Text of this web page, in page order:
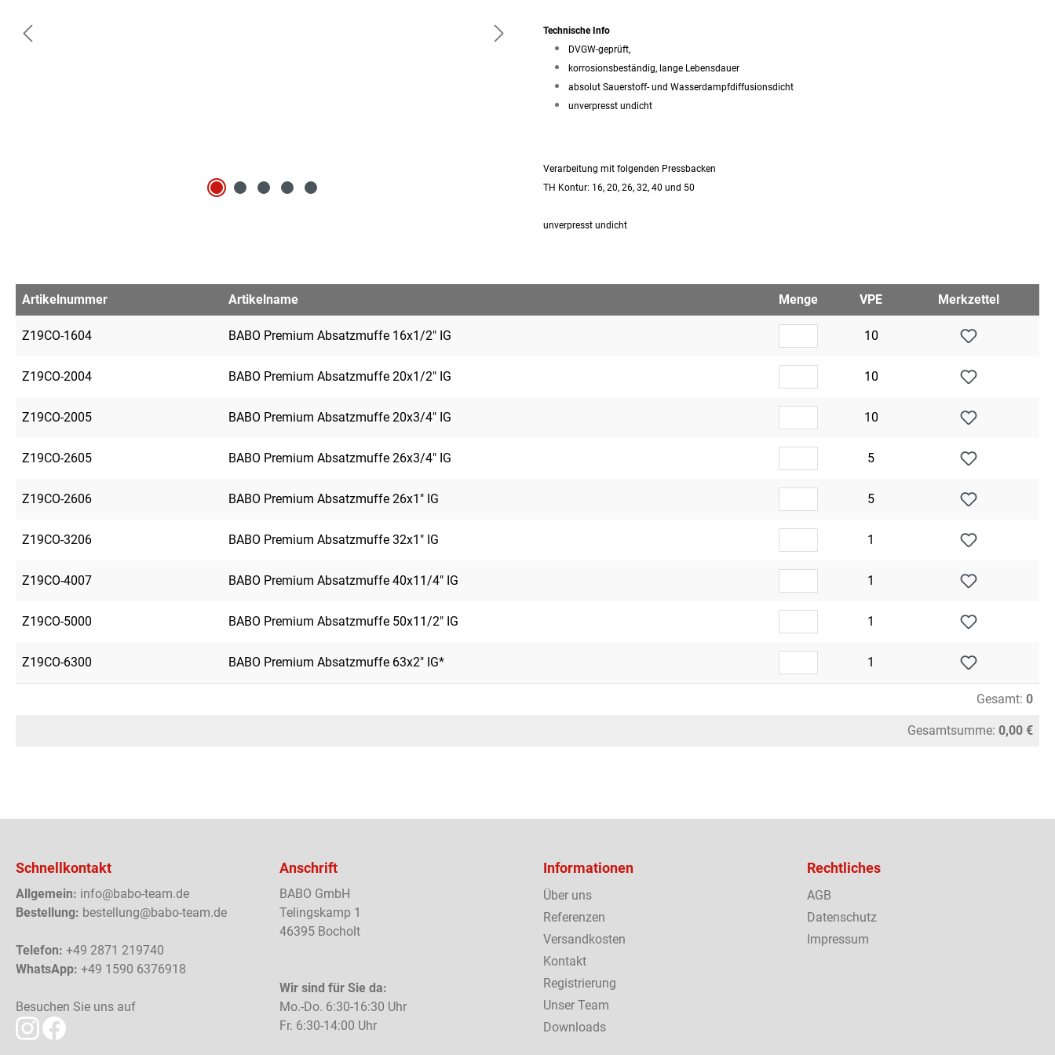
Technische Info
DVGW-geprüft,
korrosionsbeständig, lange Lebensdauer
absolut Sauerstoff- und Wasserdampfdiffusionsdicht
unverpresst undicht
Verarbeitung mit folgenden Pressbacken
TH Kontur: 16, 20, 26, 32, 40 und 50
unverpresst undicht
Artikelnummer Artikelname Menge VPE Merkzettel
Z19CO-1604 BABO Premium Absatzmuffe 16x1/2" IG 10
Z19CO-2004 BABO Premium Absatzmuffe 20x1/2" IG 10
Z19CO-2005 BABO Premium Absatzmuffe 20x3/4" IG 10
Z19CO-2605 BABO Premium Absatzmuffe 26x3/4" IG 5
Z19CO-2606 BABO Premium Absatzmuffe 26x1" IG 5
Z19CO-3206 BABO Premium Absatzmuffe 32x1" IG 1
Z19CO-4007 BABO Premium Absatzmuffe 40x11/4" IG 1
Z19CO-5000 BABO Premium Absatzmuffe 50x11/2" IG 1
Z19CO-6300 BABO Premium Absatzmuffe 63x2" IG* 1
Gesamt: 0
Gesamtsumme: 0,00 €
Schnellkontakt
Allgemein: info@babo-team.de
Bestellung: bestellung@babo-team.de
Telefon: +49 2871 219740
WhatsApp: +49 1590 6376918
Besuchen Sie uns auf
Anschrift
BABO GmbH
Telingskamp 1
46395 Bocholt
Wir sind für Sie da:
Mo.-Do. 6:30-16:30 Uhr
Fr. 6:30-14:00 Uhr
Informationen
Über uns
Referenzen
Versandkosten
Kontakt
Registrierung
Unser Team
Downloads
Rechtliches
AGB
Datenschutz
Impressum